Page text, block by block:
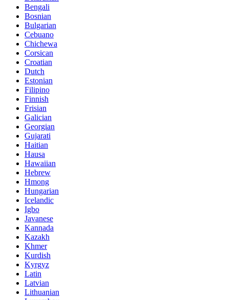
Bengali
Bosnian
Bulgarian
Cebuano
Chichewa
Corsican
Croatian
Dutch
Estonian
Filipino
Finnish
Frisian
Galician
Georgian
Gujarati
Haitian
Hausa
Hawaiian
Hebrew
Hmong
Hungarian
Icelandic
Igbo
Javanese
Kannada
Kazakh
Khmer
Kurdish
Kyrgyz
Latin
Latvian
Lithuanian